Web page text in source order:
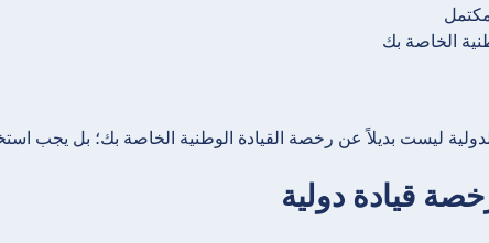
الخاصة بك
ليست بديلاً عن رخصة القيادة الوطنية الخاصة بك؛ بل يجب
قيادة دولية